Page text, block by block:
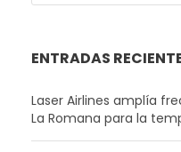
ENTRADAS
Laser Airlines amplía
La Romana para la